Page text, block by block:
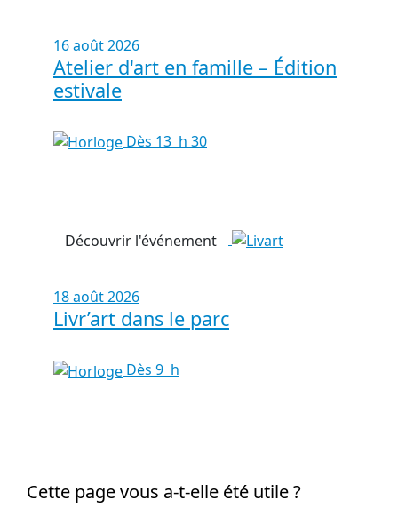
16 août 2026
Atelier d'art en famille – Édition
estivale
Dès 13 h 30
Découvrir l'événement
18 août 2026
Livr’art dans le parc
Dès 9 h
Cette page vous a-t-elle été utile ?